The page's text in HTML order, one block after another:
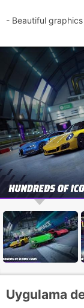
- Beautiful graphics
Uygulama